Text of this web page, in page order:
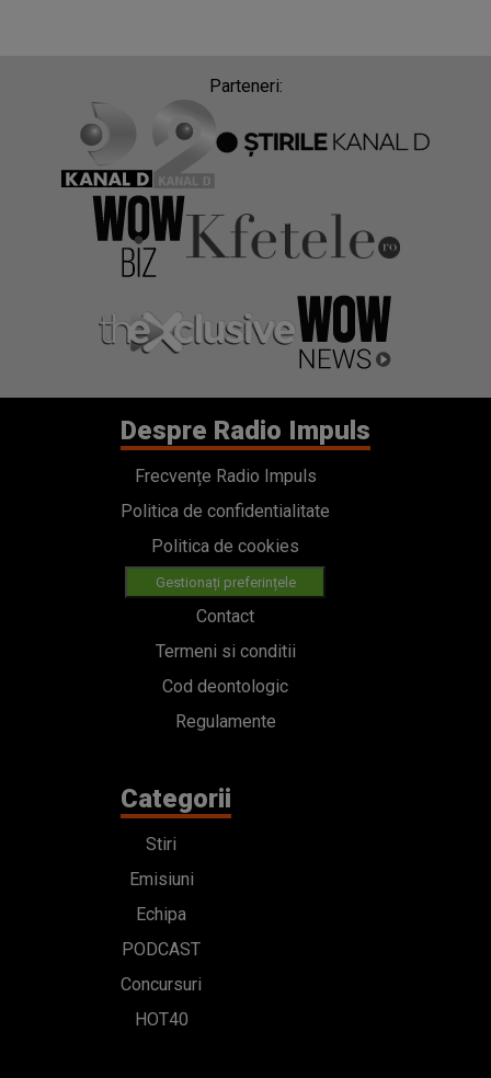
Parteneri:
Despre Radio Impuls
Frecvențe Radio Impuls
Politica de confidentialitate
Politica de cookies
Gestionați preferințele
Contact
Termeni si conditii
Cod deontologic
Regulamente
Categorii
Stiri
Emisiuni
Echipa
PODCAST
Concursuri
HOT40